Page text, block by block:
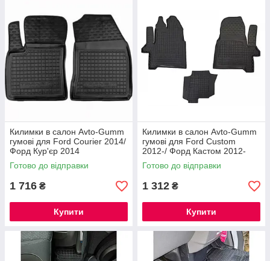
Килимки в салон Ford Edge 2014+
Поліуретанові килимки, які надійно захищають
виготовлені з поліуретану чорного кольору.
Килимки в салон Avto-Gumm
гумові для Ford Courier 2014/
Форд Кур'єр 2014
Готово до відправки
1 716 ₴
Купити
Килимки в салон Avto-Gumm
гумові для Ford Custom
2012-/ Форд Кастом 2012-
(1+2)(Перший ряд)
Готово до відправки
1 312 ₴
Купити